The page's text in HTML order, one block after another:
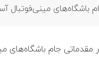
مینی‌فوتبال